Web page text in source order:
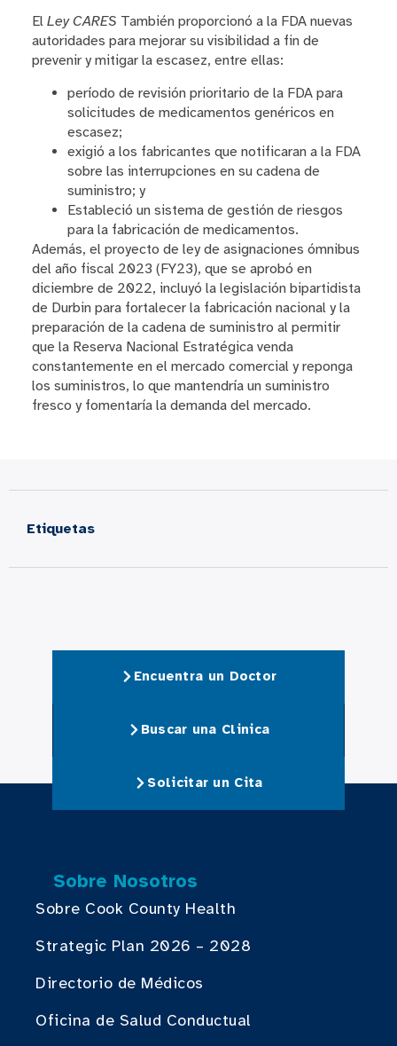
El Ley CARES También proporcionó a la FDA nuevas
autoridades para mejorar su visibilidad a fin de
prevenir y mitigar la escasez, entre ellas:
período de revisión prioritario de la FDA para
solicitudes de medicamentos genéricos en
escasez;
exigió a los fabricantes que notificaran a la FDA
sobre las interrupciones en su cadena de
suministro; y
Estableció un sistema de gestión de riesgos
para la fabricación de medicamentos.
Además, el proyecto de ley de asignaciones ómnibus
del año fiscal 2023 (FY23), que se aprobó en
diciembre de 2022, incluyó la legislación bipartidista
de Durbin para fortalecer la fabricación nacional y la
preparación de la cadena de suministro al permitir
que la Reserva Nacional Estratégica venda
constantemente en el mercado comercial y reponga
los suministros, lo que mantendría un suministro
fresco y fomentaría la demanda del mercado.
Etiquetas
Encuentra un Doctor
Buscar una Clinica
Solicitar un Cita
Sobre Nosotros
Sobre Cook County Health
Strategic Plan 2026 – 2028
Directorio de Médicos
Oficina de Salud Conductual